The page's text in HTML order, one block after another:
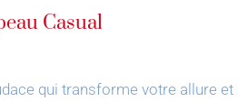
Casual
qui transforme votre allure